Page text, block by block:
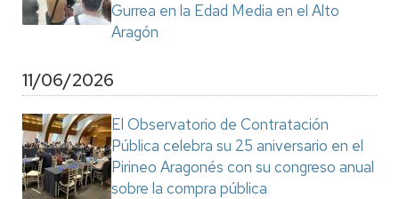
Gurrea en la Edad Media en el Alto
Aragón
11/06/2026
El Observatorio de Contratación
Pública celebra su 25 aniversario en el
Pirineo Aragonés con su congreso anual
sobre la compra pública